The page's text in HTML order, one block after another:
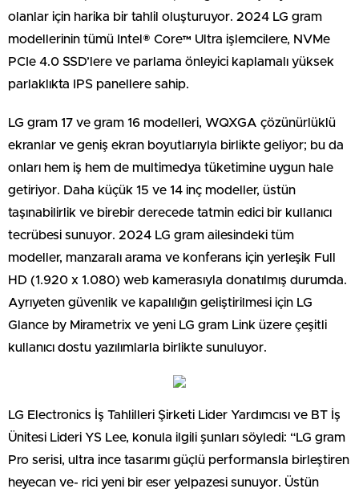
olanlar için harika bir tahlil oluşturuyor. 2024 LG gram
modellerinin tümü Intel® Core™ Ultra işlemcilere, NVMe
PCIe 4.0 SSD’lere ve parlama önleyici kaplamalı yüksek
parlaklıkta IPS panellere sahip.
LG gram 17 ve gram 16 modelleri, WQXGA çözünürlüklü
ekranlar ve geniş ekran boyutlarıyla birlikte geliyor; bu da
onları hem iş hem de multimedya tüketimine uygun hale
getiriyor. Daha küçük 15 ve 14 inç modeller, üstün
taşınabilirlik ve birebir derecede tatmin edici bir kullanıcı
tecrübesi sunuyor. 2024 LG gram ailesindeki tüm
modeller, manzaralı arama ve konferans için yerleşik Full
HD (1.920 x 1.080) web kamerasıyla donatılmış durumda.
Ayrıyeten güvenlik ve kapalılığın geliştirilmesi için LG
Glance by Mirametrix ve yeni LG gram Link üzere çeşitli
kullanıcı dostu yazılımlarla birlikte sunuluyor.
LG Electronics İş Tahlilleri Şirketi Lider Yardımcısı ve BT İş
Ünitesi Lideri YS Lee, konula ilgili şunları söyledi: “LG gram
Pro serisi, ultra ince tasarımı güçlü performansla birleştiren
heyecan ve- rici yeni bir eser yelpazesi sunuyor. Üstün